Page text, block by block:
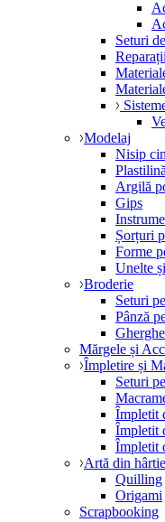
Seturi
Modelaj
Nisip
Plastilină
Argilă
Gips
Șorțuri
Forme
Unelte
Broderie
Seturi
Pânză
Mărgele și
Împletire și
Seturi
Împletit
Împletit
Împletit
Artă din hârtie
Quilling
Origami
Scrapbooking